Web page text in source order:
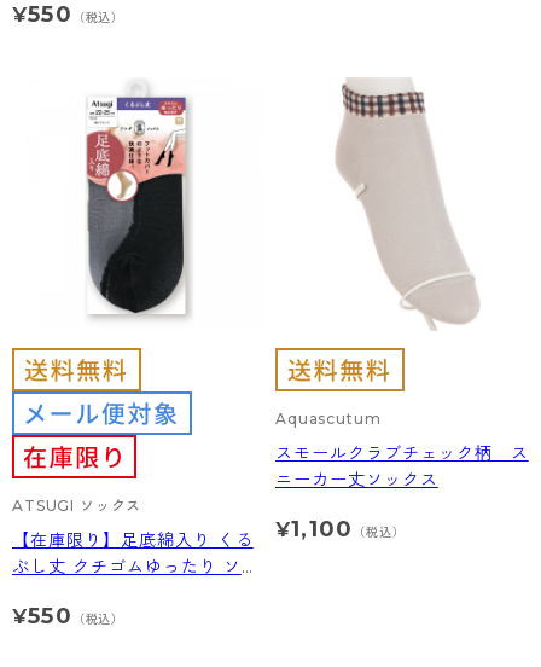
¥550 （税込）
ATSUGI ソックス
【在庫限り】足底綿入り くる
ぶし丈 クチゴムゆったり ソッ
¥550 （税込）
Aquascutum
スモールクラブチェック柄 ス
ニーカー丈ソックス
¥1,100 （税込）